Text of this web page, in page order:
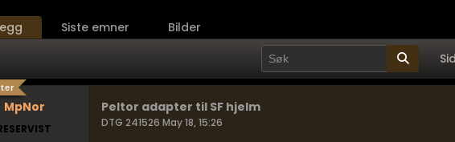
Siste emner
Bilder
MpNor Peltor adapter til SF hjelm
DTG 241526 May 18, 15:26